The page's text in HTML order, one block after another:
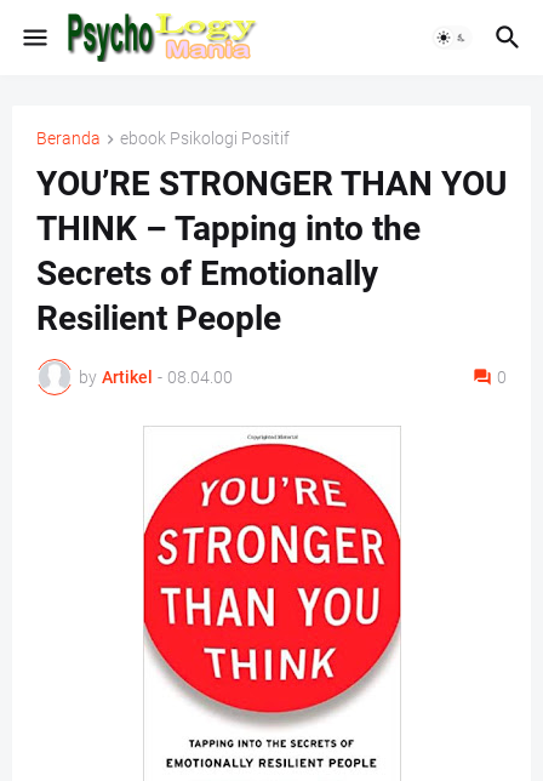
Beranda ebook Psikologi Positif
YOU’RE STRONGER THAN YOU
THINK – Tapping into the
Secrets of Emotionally
Resilient People
by Artikel - 08.04.00 0